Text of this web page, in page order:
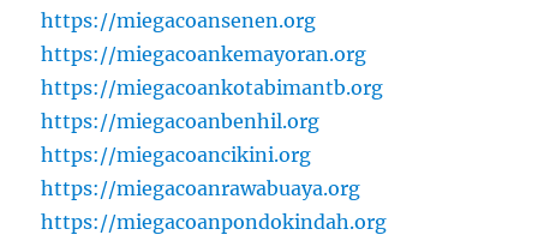
https://miegacoansenen.org
https://miegacoankemayoran.org
https://miegacoankotabimantb.org
https://miegacoanbenhil.org
https://miegacoancikini.org
https://miegacoanrawabuaya.org
https://miegacoanpondokindah.org